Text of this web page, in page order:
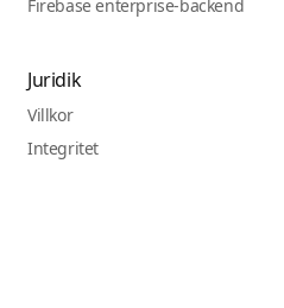
Firebase enterprise-backend
Juridik
Villkor
Integritet